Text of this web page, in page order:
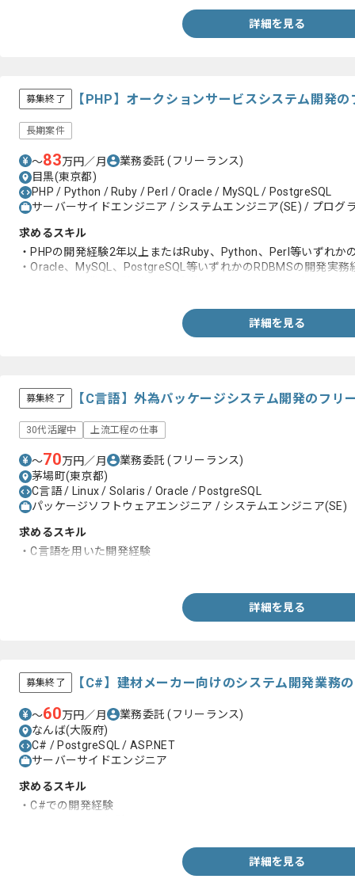
詳細を見る
募集終了 【PHP】オークションサービスシステム開発
長期案件
〜83万円／月 業務委託(フリーランス)
目黒(東京都)
PHP / Python / Ruby / Perl / Oracle / MySQL / PostgreSQL
サーバーサイドエンジニア / システムエンジニア(SE) / プログ
求めるスキル
・PHPの開発経験2年以上またはRuby、Python、Perl等いずれか
・Oracle、MySQL、PostgreSQL等いずれかのRDBMSの開発実務
詳細を見る
募集終了 【C言語】外為パッケージシステム開発のフリ
30代活躍中 上流工程の仕事
〜70万円／月 業務委託(フリーランス)
茅場町(東京都)
C言語 / Linux / Solaris / Oracle / PostgreSQL
パッケージソフトウェアエンジニア / システムエンジニア(SE)
求めるスキル
・C言語を用いた開発経験
詳細を見る
募集終了 【C#】建材メーカー向けのシステム開発業務
〜60万円／月 業務委託(フリーランス)
なんば(大阪府)
C# / PostgreSQL / ASP.NET
サーバーサイドエンジニア
求めるスキル
・C#での開発経験
詳細を見る